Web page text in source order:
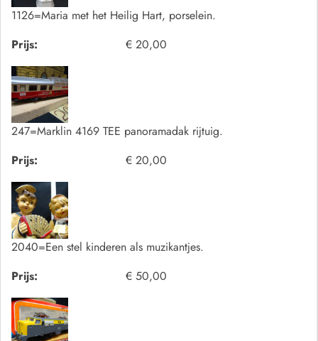
1126=Maria met het Heilig Hart, porselein.
Prijs:
€ 20,00
247=Marklin 4169 TEE panoramadak rijtuig.
Prijs:
€ 20,00
2040=Een stel kinderen als muzikantjes.
Prijs:
€ 50,00